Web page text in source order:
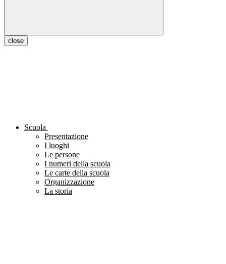
close
Scuola
Presentazione
I luoghi
Le persone
I numeri della scuola
Le carte della scuola
Organizzazione
La storia